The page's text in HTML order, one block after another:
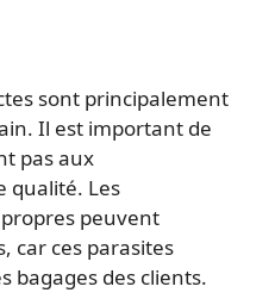
sont principalement
Il est important de
pas aux
qualité. Les
peuvent
car ces parasites
bagages des clients.